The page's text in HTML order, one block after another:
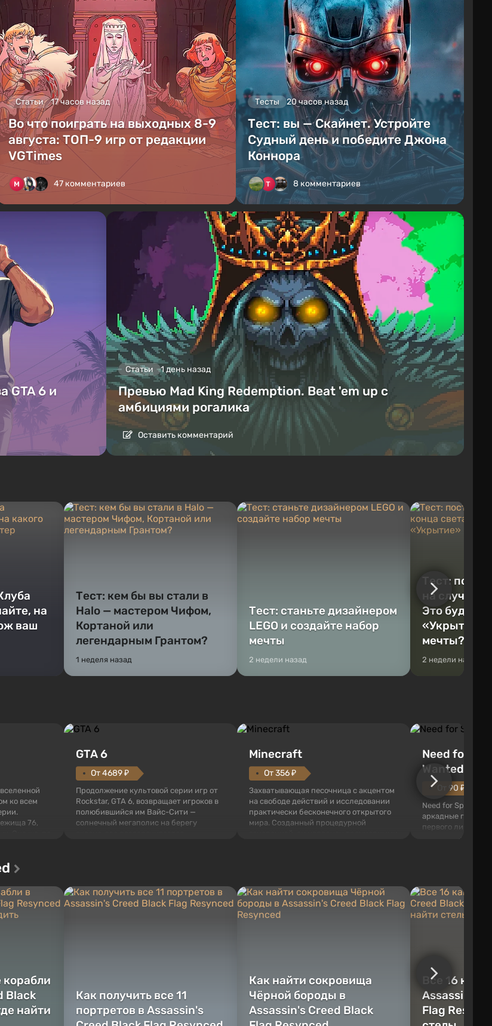
Статьи 17 часов назад
Во что поиграть на выходных 8-9
августа: ТОП-9 игр от редакции
VGTimes
47 комментариев
Тесты 20 часов назад
Тест: вы — Скайнет. Устройте
Судный день и победите Джона
Коннора
8 комментариев
GTA 6 и
Статьи 1 день назад
Превью Mad King Redemption. Beat 'em up с
амбициями рогалика
Оставить комментарий
на
ваш
Тест: кем бы вы стали в
Halo — мастером Чифом,
Кортаной или
легендарным Грантом?
1 неделя назад
Тест: станьте дизайнером
LEGO и создайте набор
мечты
2 недели назад
Тест:
на случай
Это будет
«Укрытие»
мечты?
2 недели назад
ко всем
76,
бомбы.
GTA 6
От 4689 ₽
Продолжение культовой серии игр от
Rockstar, GTA 6, возвращает игроков в
полюбившийся им Вайс-Сити —
солнечный мегаполис на берегу
неприятности. И...
Minecraft
От 356 ₽
Захватывающая песочница с акцентом
на свободе действий и исследовании
практически бесконечного открытого
мира. Созданный процедурной
Игроку дана по...
Need for
Wanted
От 90 ₽
Need for Speed:
аркадные гонки с
первого лица. В
нарушите
корабли
Black
найти
Как получить все 11
портретов в Assassin's
Как найти сокровища
Чёрной бороды в
Assassin's Creed Black
Все 16
Assassin's
Flag